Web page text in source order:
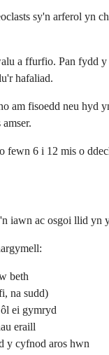
sy'n arferol
a ffurfio. Pan
hafaliad.
am fisoedd neu
6 i 12 mis o
iawn ac osgoi llid
beth
na sudd)
ei gymryd
eraill
y cyfnod aros hwn